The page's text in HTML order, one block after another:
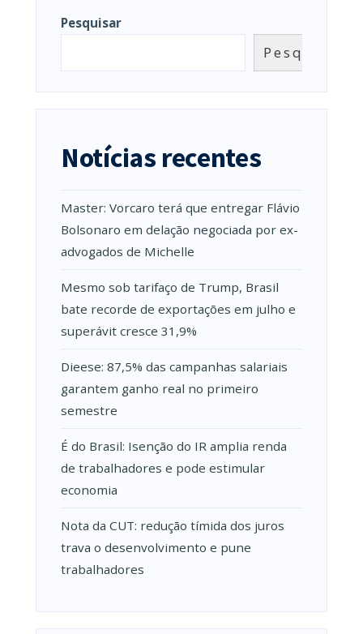
Pesquisar
Pesquisar
Notícias recentes
Master: Vorcaro terá que entregar Flávio
Bolsonaro em delação negociada por ex-
advogados de Michelle
Mesmo sob tarifaço de Trump, Brasil
bate recorde de exportações em julho e
superávit cresce 31,9%
Dieese: 87,5% das campanhas salariais
garantem ganho real no primeiro
semestre
É do Brasil: Isenção do IR amplia renda
de trabalhadores e pode estimular
economia
Nota da CUT: redução tímida dos juros
trava o desenvolvimento e pune
trabalhadores